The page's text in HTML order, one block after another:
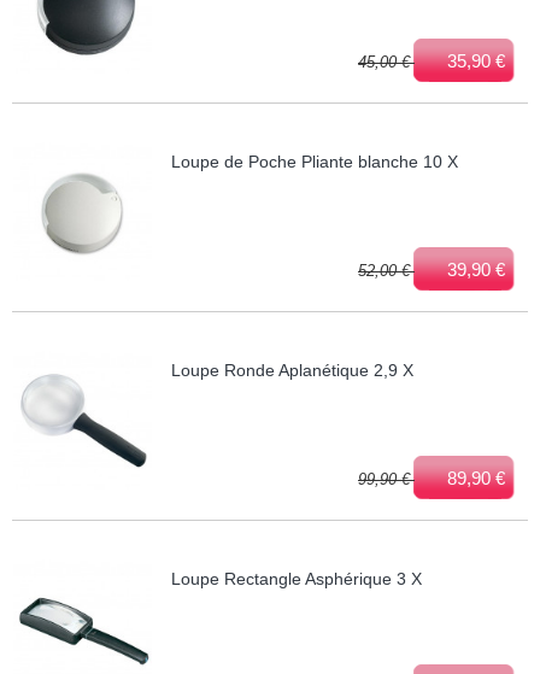
45,00 € 35,90 €
Loupe de Poche Pliante blanche 10 X
52,00 € 39,90 €
Loupe Ronde Aplanétique 2,9 X
99,90 € 89,90 €
Loupe Rectangle Asphérique 3 X